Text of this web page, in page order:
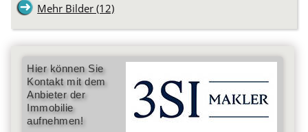
Mehr Bilder (12)
Hier können Sie
Kontakt mit dem
Anbieter der
Immobilie
aufnehmen!